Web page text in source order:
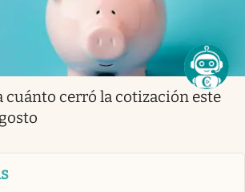
cuánto cerró la cotización este